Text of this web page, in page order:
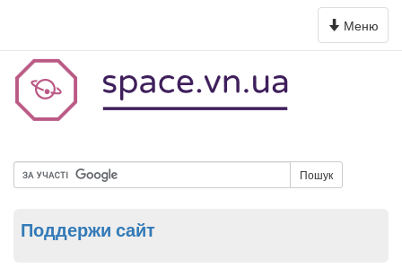
Toggle
navigation
Меню
Пошук
Поддержи сайт